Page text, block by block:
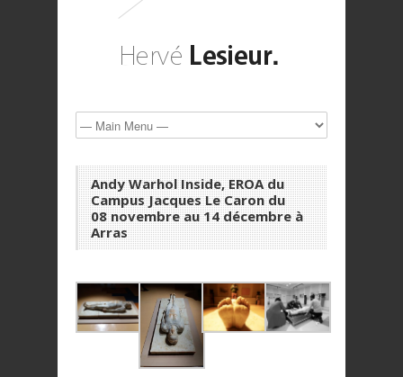
Andy Warhol Inside, EROA du
Campus Jacques Le Caron du
08 novembre au 14 décembre à
Arras